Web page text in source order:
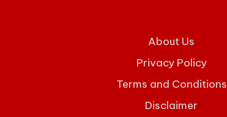
About Us
Privacy Policy
Terms and Conditions
Disclaimer